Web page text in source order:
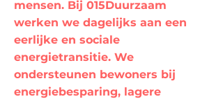
mensen. Bij 015Duurzaam
werken we dagelijks aan een
eerlijke en sociale
energietransitie. We
ondersteunen bewoners bij
energiebesparing, lagere